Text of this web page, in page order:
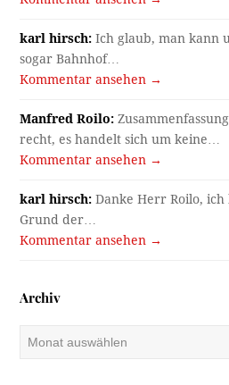
karl hirsch: Ich glaub, man kann
sogar Bahnhof…
Kommentar ansehen →
Manfred Roilo:
recht, es handelt sich um keine…
Kommentar ansehen →
karl hirsch: Danke Herr Roilo,
Grund der…
Kommentar ansehen →
Archiv